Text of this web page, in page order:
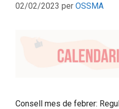
02/02/2023 per OSSMA
Consell mes de febrer: